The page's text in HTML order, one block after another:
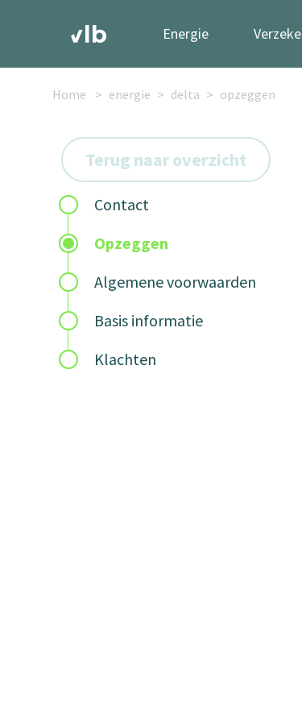
Energie
Home energie delta opzeggen
Terug naar overzicht
Contact
Opzeggen
Algemene voorwaarden
Basis informatie
Klachten